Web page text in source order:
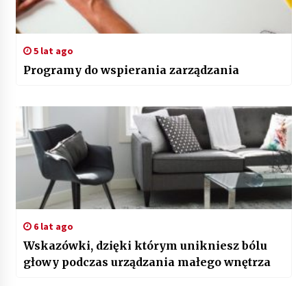
5 lat ago
Programy do wspierania zarządzania
6 lat ago
Wskazówki, dzięki którym unikniesz bólu
głowy podczas urządzania małego wnętrza